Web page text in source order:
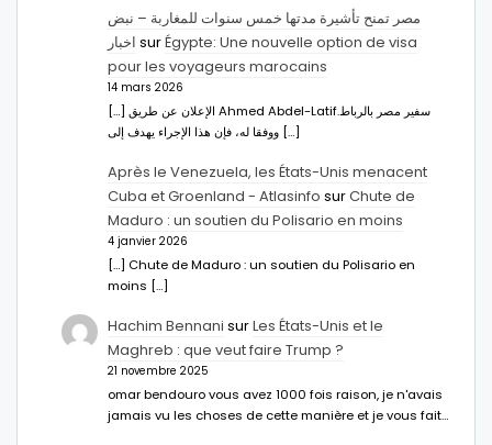
مصر تمنح تأشيرة مدتها خمس سنوات للمغاربة – نبض
اخبار surÉgypte: Une nouvelle option de visa
pour les voyageurs marocains
14 mars 2026
[…] الإعلان عن طريق Ahmed Abdel-Latifسفير مصر بالرباط.
ووفقا له، فإن هذا الإجراء يهدف إلى […]
Après le Venezuela, les États-Unis menacent
Cuba et Groenland - Atlasinfo surChute de
Maduro : un soutien du Polisario en moins
4 janvier 2026
[…] Chute de Maduro : un soutien du Polisario en
moins […]
Hachim Bennani surLes États-Unis et le
Maghreb : que veut faire Trump ?
21 novembre 2025
omar bendouro vous avez 1000 fois raison, je n'avais
jamais vu les choses de cette manière et je vous fait…